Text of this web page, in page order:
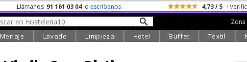
Llámanos 91 161 03 04 o escríbenos 4,73 / 5 ·
Zona
Menaje Lavado Limpieza Hotel Buffet Textil